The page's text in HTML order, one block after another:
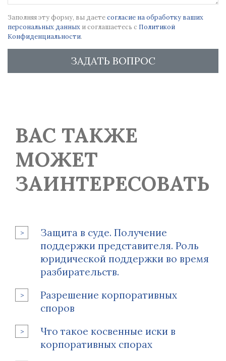
Заполняя эту форму, вы даетесогласие на обработку ваших
персональных данных и соглашаетесь с Политикой
Конфиденциальности.
ЗАДАТЬ ВОПРОС
ВАС ТАКЖЕ
МОЖЕТ
ЗАИНТЕРЕСОВАТЬ
Защита в суде. Получение
поддержки представителя. Роль
юридической поддержки во время
разбирательств.
Разрешение корпоративных
споров
Что такое косвенные иски в
корпоративных спорах